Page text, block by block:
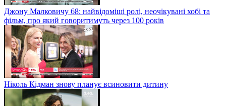
Джону Малковичу 68: найвідоміші ролі, неочікувані хобі та
фільм, про який говоритимуть через 100 років
Ніколь Кідман знову планує всиновити дитину